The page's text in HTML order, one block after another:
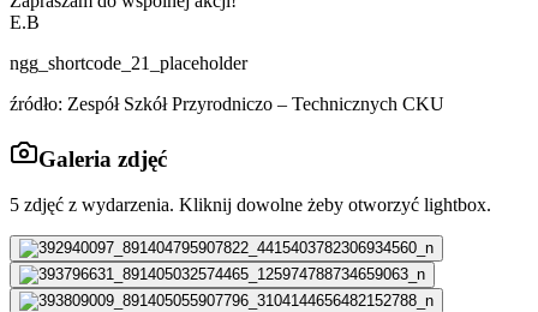
E.B
ngg_shortcode_21_placeholder
źródło: Zespół Szkół Przyrodniczo – Technicznych CKU
Galeria zdjęć
5 zdjęć z wydarzenia. Kliknij dowolne żeby otworzyć lightbox.